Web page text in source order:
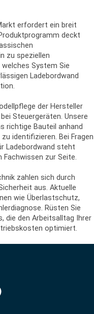
erfordert ein breit
deckt
zu speziellen
System Sie
Ladebordwand
der Hersteller
Steuergeräten. Unsere
richtige Bauteil anhand
identifizieren. Bei Fragen
Ladebordwand steht
Fachwissen zur Seite.
zahlen sich durch
aus. Aktuelle
wie Überlastschutz,
Rüsten Sie
die den Arbeitsalltag Ihrer
optimiert.